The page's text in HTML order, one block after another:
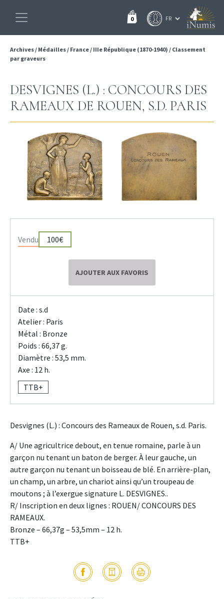
0
Archives/ Médailles/ France/ IIIe République (1870-1940) / Classement
par graveurs
DESVIGNES (L.) : CONCOURS DES
RAMEAUX DE ROUEN, S.D. PARIS
Vendu 100€
AJOUTER AUX FAVORIS
Date : s.d
Atelier : Paris
Métal : Bronze
Poids : 66,37 g.
Diamètre : 53,5 mm.
Axe : 12 h.
TTB+
Desvignes (L.) : Concours des Rameaux de Rouen, s.d. Paris.
A/ Une agricultrice debout, en tenue romaine, parle à un
garçon nu tenant un baton de berger. À leur gauche, un
autre garçon nu tenant un boisseau de blé. En arrière-plan,
un champ, un arbre, un chariot ainsi qu’un troupeau de
moutons ; à l’exergue signature L. DESVIGNES..
R/ Inscription en deux lignes : ROUEN/ CONCOURS DES
RAMEAUX.
Bronze – 66,37g – 53,5mm – 12 h.
TTB+